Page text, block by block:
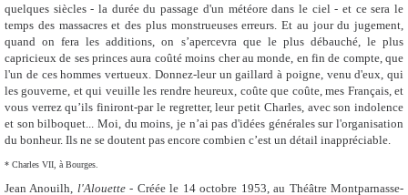
quelques siècles - la durée du passage d'un météore dans le ciel - et ce sera le
temps des massacres et des plus monstrueuses erreurs. Et au jour du jugement,
quand on fera les additions, on s’apercevra que le plus débauché, le plus
capricieux de ses princes aura coûté moins cher au monde, en fin de compte, que
l'un de ces hommes vertueux. Donnez-leur un gaillard à poigne, venu d'eux, qui
les gouverne, et qui veuille les rendre heureux, coûte que coûte, mes Français, et
vous verrez qu’ils finiront-par le regretter, leur petit Charles, avec son indolence
et son bilboquet... Moi, du moins, je n’ai pas d'idées générales sur l'organisation
du bonheur. Ils ne se doutent pas encore combien c’est un détail inappréciable.
* Charles VII, à Bourges.
Jean Anouilh, l'Alouette - Créée le 14 octobre 1953, au Théâtre Montparnasse-